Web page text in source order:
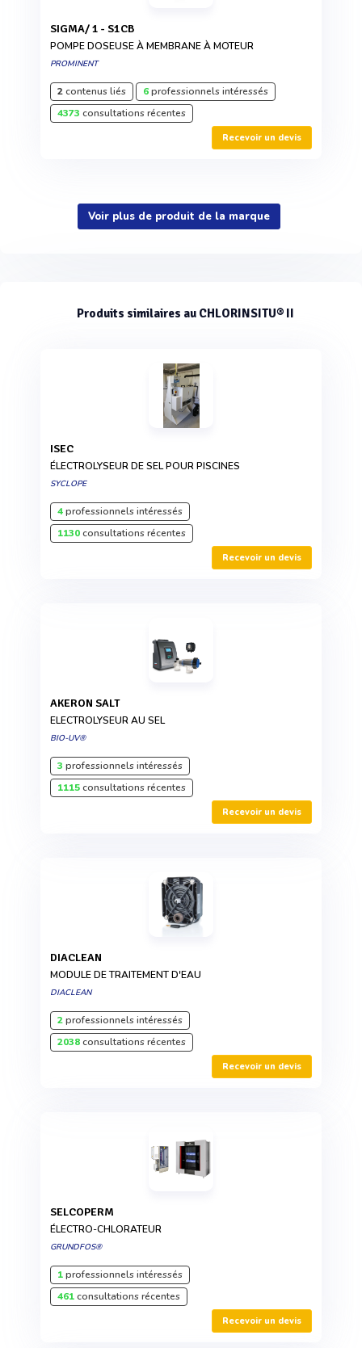
SIGMA/ 1 - S1CB
POMPE DOSEUSE À MEMBRANE À MOTEUR
PROMINENT
2contenus liés 6professionnels intéressés
4373 consultations récentes
Recevoir un devis
Voir plus de produit de la marque
Produits similaires au CHLORINSITU® II
ISEC
ÉLECTROLYSEUR DE SEL POUR PISCINES
SYCLOPE
4professionnels intéressés
1130consultations récentes
Recevoir un devis
AKERON SALT
ELECTROLYSEUR AU SEL
BIO-UV®
3 professionnels intéressés
1115consultations récentes
Recevoir un devis
DIACLEAN
MODULE DE TRAITEMENT D'EAU
DIACLEAN
2professionnels intéressés
2038consultations récentes
Recevoir un devis
SELCOPERM
ÉLECTRO-CHLORATEUR
GRUNDFOS®
1professionnels intéressés
461consultations récentes
Recevoir un devis